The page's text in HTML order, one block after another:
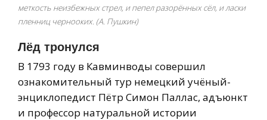
меткость неизбежных стрел, и пепел разорённых сёл, и ласки
пленниц чернооких. (А. Пушкин)
Лёд тронулся
В 1793 году в Кавминводы совершил
ознакомительный тур немецкий учёный-
энциклопедист Пётр Симон Паллас, адъюнкт
и профессор натуральной истории